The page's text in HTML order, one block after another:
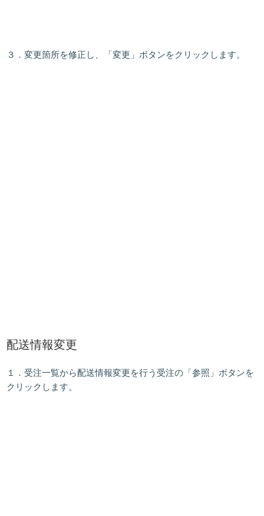
３．変更箇所を修正し、「変更 」ボタンをクリックします。
配送情報変更
１．受注一覧から配送情報変更を行う受注の「参照 」ボタンを
クリックします。